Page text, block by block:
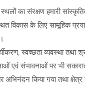
का संरक्षण हमारी
विकास के लिए सामूहिक
स्वच्छता व्यवस्था तथा
एवं संभावनाओं पर भी
किया गया तथा क्षेत्र